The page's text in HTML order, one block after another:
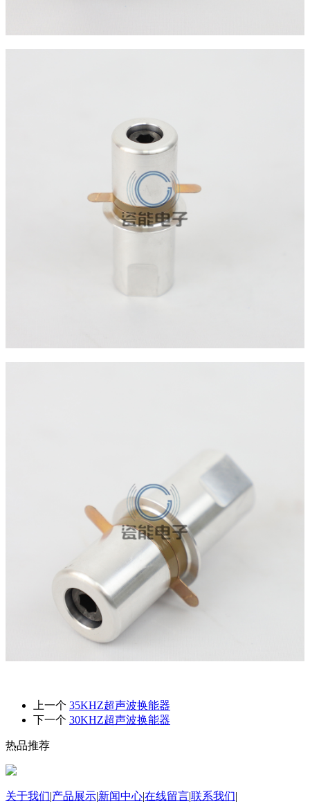
上一个 35KHZ超声波换能器
下一个 30KHZ超声波换能器
热品推荐
关于我们|产品展示|新闻中心|在线留言|联系我们|